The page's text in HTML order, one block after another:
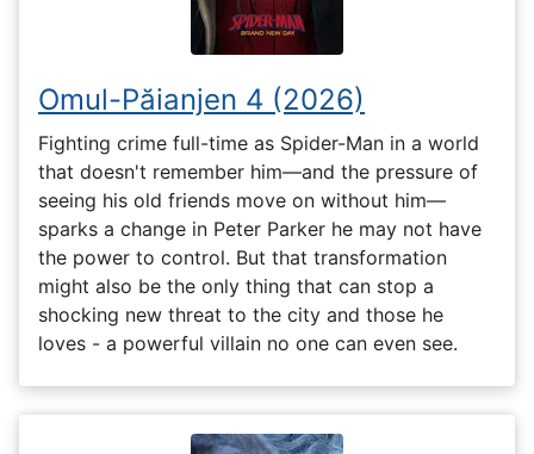
Omul-Păianjen 4 (2026)
Fighting crime full-time as Spider-Man in a world
that doesn't remember him—and the pressure of
seeing his old friends move on without him—
sparks a change in Peter Parker he may not have
the power to control. But that transformation
might also be the only thing that can stop a
shocking new threat to the city and those he
loves - a powerful villain no one can even see.